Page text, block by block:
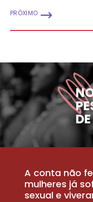
PRÓXIMO
A conta não
mulheres já
sexual e